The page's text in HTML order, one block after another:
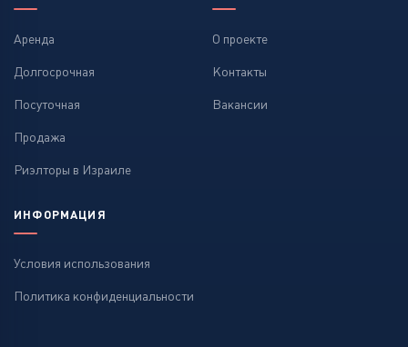
Аренда
Долгосрочная
Посуточная
Продажа
Риэлторы в Израиле
О проекте
Контакты
Вакансии
ИНФОРМАЦИЯ
Условия использования
Политика конфиденциальности